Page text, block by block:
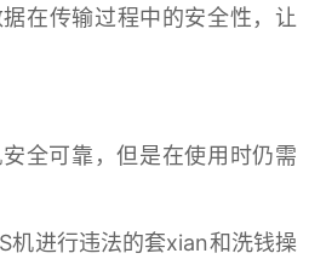
在传输过程中的安全性，让
全可靠，但是在使用时仍需
机进行违法的套xian和洗钱操